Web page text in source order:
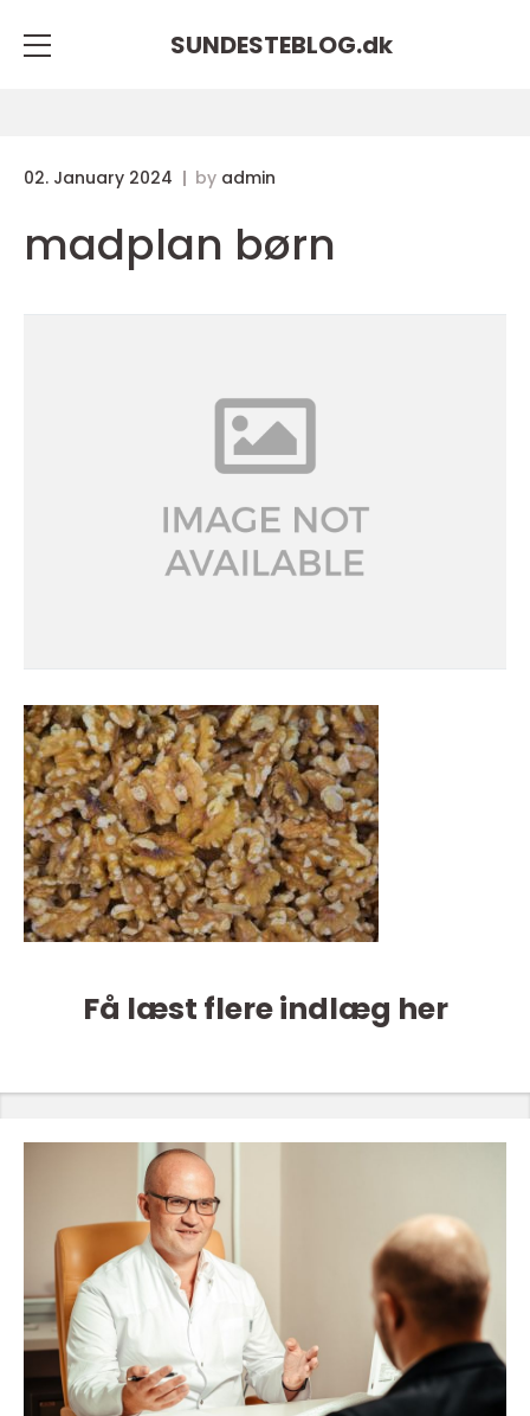
SUNDESTEBLOG.dk
02. January 2024 by admin
madplan børn
Få læst flere indlæg her